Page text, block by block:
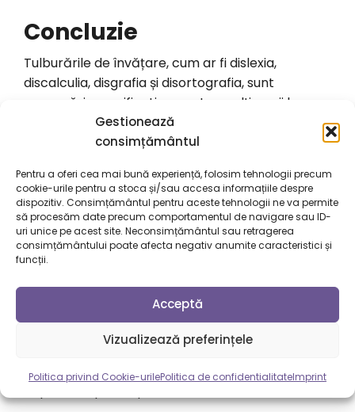
Gestionează
consimțământul
Pentru a oferi cea mai bună experiență, folosim tehnologii precum
cookie-urile pentru a stoca și/sau accesa informațiile despre
dispozitiv. Consimțământul pentru aceste tehnologii ne va permite
să procesăm date precum comportamentul de navigare sau ID-
uri unice pe acest site. Neconsimțământul sau retragerea
consimțământului poate afecta negativ anumite caracteristici și
funcții.
Acceptă
Vizualizează preferințele
Politica privind Cookie-urilePolitica de confidentialitateImprint
Concluzie
Tulburările de învățare, cum ar fi dislexia,
discalculia, disgrafia și disortografia, sunt
provocări semnificative pentru mulți copii la
vârsta școlară. Deși acestea pot afecta
performanțele academice, copiii pot învăța să le
timpurii și al unui suport adecvat. Este esențial ca
părinții și educatorii să fie conștienți de aceste
dificultăți și să ofere sprijinul necesar pentru a
asigura succesul și bunăstarea copilului.
Transformă Dificultățile în
Abilități
Școala nu ar trebui să fie o sursă de anxietate.
Dacă recunoști simptomele descrise mai sus la